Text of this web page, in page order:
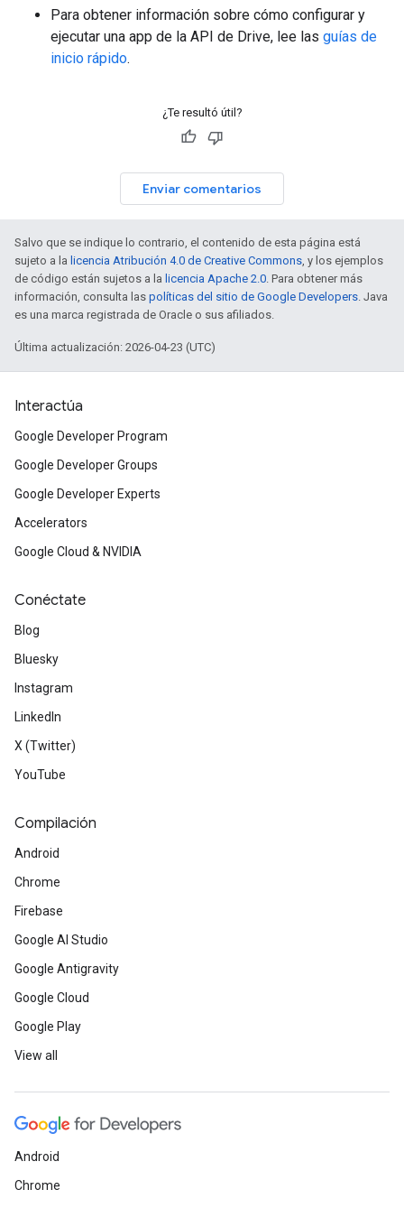
Para obtener información sobre cómo configurar y
ejecutar una app de la API de Drive, lee las guías de
inicio rápido.
¿Te resultó útil?
Enviar comentarios
Salvo que se indique lo contrario, el contenido de esta página está
sujeto a la licencia Atribución 4.0 de Creative Commons, y los ejemplos
de código están sujetos a la licencia Apache 2.0. Para obtener más
información, consulta las políticas del sitio de Google Developers. Java
es una marca registrada de Oracle o sus afiliados.
Última actualización: 2026-04-23 (UTC)
Interactúa
Google Developer Program
Google Developer Groups
Google Developer Experts
Accelerators
Google Cloud & NVIDIA
Conéctate
Blog
Bluesky
Instagram
LinkedIn
X (Twitter)
YouTube
Compilación
Android
Chrome
Firebase
Google AI Studio
Google Antigravity
Google Cloud
Google Play
View all
Android
Chrome